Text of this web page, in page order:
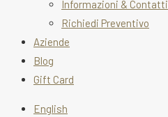
Informazioni & Contatti
Richiedi Preventivo
Aziende
Blog
Gift Card
English